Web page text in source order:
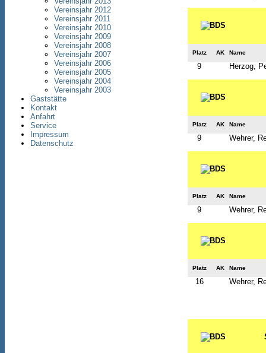
Vereinsjahr 2012
Vereinsjahr 2011
Vereinsjahr 2010
Vereinsjahr 2009
Vereinsjahr 2008
Vereinsjahr 2007
Vereinsjahr 2006
Vereinsjahr 2005
Vereinsjahr 2004
Vereinsjahr 2003
Gaststätte
Kontakt
Anfahrt
Service
Impressum
Datenschutz
Platz AK Name
9 Herzog,
Platz AK Name
9 Wehrer,
Platz AK Name
9 Wehrer,
Platz AK Name
16 Wehrer,